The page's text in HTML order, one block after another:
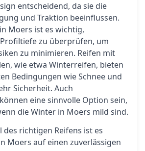
entscheidend, da sie die
und Traktion beeinflussen.
Moers ist es wichtig,
zu überprüfen, um
zu minimieren. Reifen mit
wie etwa Winterreifen, bieten
Bedingungen wie Schnee und
Sicherheit. Auch
eine sinnvolle Option sein,
die Winter in Moers mild sind.
des richtigen Reifens ist es
Moers auf einen zuverlässigen